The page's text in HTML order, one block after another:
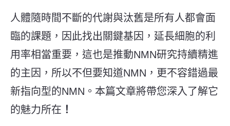
人體隨時間不斷的代謝與汰舊是所有人都會面
臨的課題，因此找出關鍵基因，延長細胞的利
用率相當重要 ，這也是推動NMN研究持續精進
的主因，所以不但要知道NMN，更不容錯過最
新指向型的NMN。本篇文章將帶您深入了解它
的魅力所在 ！